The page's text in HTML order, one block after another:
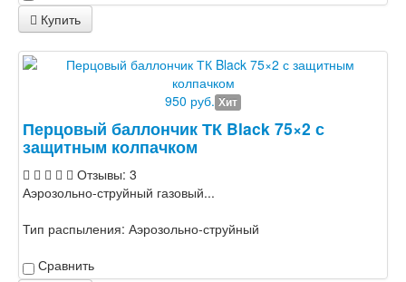
Купить
950 руб. Хит
Перцовый баллончик ТК Black 75×2 с
защитным колпачком
Отзывы: 3
Аэрозольно-струйный газовый...
Тип распыления: Аэрозольно-струйный
Сравнить